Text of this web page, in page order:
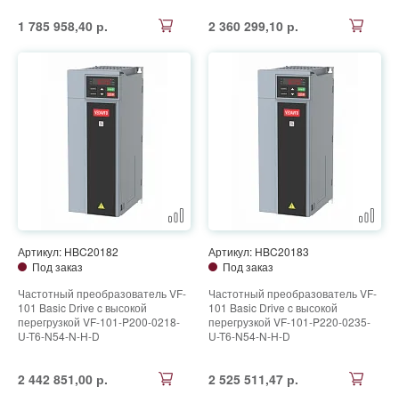
1 785 958,40 р. 2 360 299,10 р.
Артикул: HBC20182
Под заказ
Частотный преобразователь VF-
101 Basic Drive c высокой
перегрузкой VF-101-P200-0218-
U-T6-N54-N-H-D
2 442 851,00 р.
Артикул: HBC20183
Под заказ
Частотный преобразователь VF-
101 Basic Drive c высокой
перегрузкой VF-101-P220-0235-
U-T6-N54-N-H-D
2 525 511,47 р.